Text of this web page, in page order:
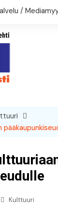
/
Kulttuuri